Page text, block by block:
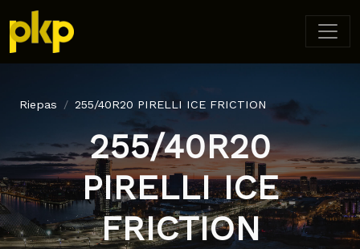
Riepas 255/40R20 PIRELLI ICE FRICTION
255/40R20
PIRELLI ICE
FRICTION